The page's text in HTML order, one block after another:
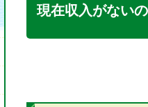
現在収入がない